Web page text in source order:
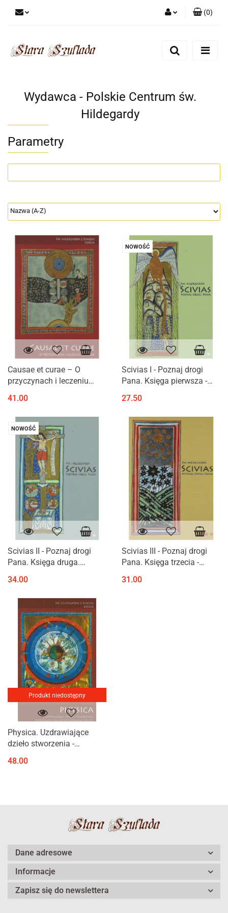
Zarejestruj się
(0)
Wydawca - Polskie Centrum św.
Hildegardy
Parametry
Causae et curae – O
przyczynach i leczeniu
Bingen
41.00
NOWOŚĆ
Scivias I - Poznaj drogi
Pana. Księga pierwsza -
27.50
NOWOŚĆ
Scivias II - Poznaj drogi
Pana. Księga druga.
Hildegarda z Bingen
34.00
Scivias III - Poznaj drogi
Pana. Księga trzecia -
przedstawiona w postaci
31.00
Produkt niedostępny
Physica. Uzdrawiające
dzieło stworzenia -
oddziaływania rzeczy
48.00
Dane adresowe
Informacje
Zapisz się do newslettera